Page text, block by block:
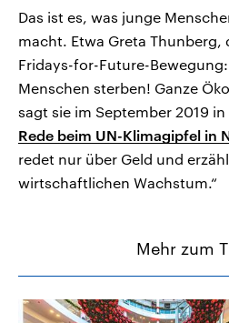
Das ist es, was junge
macht. Etwa Greta
Fridays-for-Future-
Menschen sterben! Ganze
sagt sie im September 2019
Rede beim UN-Klimagipfel in
redet nur über Geld und
wirtschaftlichen Wachstum.“
Mehr zum